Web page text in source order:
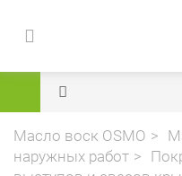
Масло воск OSMO
наружных работ